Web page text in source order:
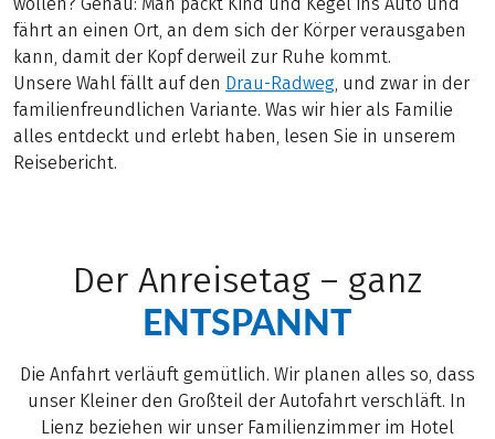
wollen? Genau: Man packt Kind und Kegel ins Auto und
fährt an einen Ort, an dem sich der Körper verausgaben
kann, damit der Kopf derweil zur Ruhe kommt.
Unsere Wahl fällt auf den Drau-Radweg, und zwar in der
familienfreundlichen Variante. Was wir hier als Familie
alles entdeckt und erlebt haben, lesen Sie in unserem
Reisebericht.
Der Anreisetag – ganz
ENTSPANNT
Die Anfahrt verläuft gemütlich. Wir planen alles so, dass
unser Kleiner den Großteil der Autofahrt verschläft. In
Lienz beziehen wir unser Familienzimmer im Hotel